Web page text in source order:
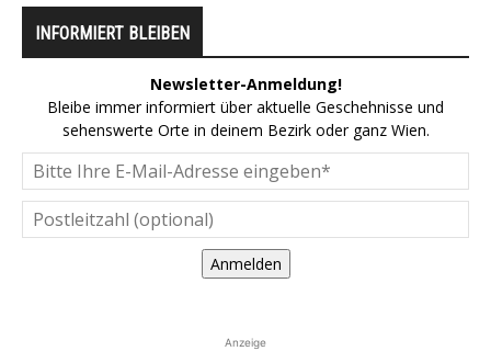
INFORMIERT BLEIBEN
Newsletter-Anmeldung!
Bleibe immer informiert über aktuelle Geschehnisse und
sehenswerte Orte in deinem Bezirk oder ganz Wien.
Anmelden
Anzeige